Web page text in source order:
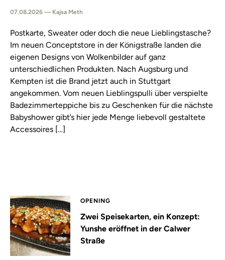
07.08.2026 — Kajsa Meth
Postkarte, Sweater oder doch die neue Lieblingstasche?
Im neuen Conceptstore in der Königstraße landen die
eigenen Designs von Wolkenbilder auf ganz
unterschiedlichen Produkten. Nach Augsburg und
Kempten ist die Brand jetzt auch in Stuttgart
angekommen. Vom neuen Lieblingspulli über verspielte
Badezimmerteppiche bis zu Geschenken für die nächste
Babyshower gibt’s hier jede Menge liebevoll gestaltete
Accessoires […]
OPENING
Zwei Speisekarten, ein Konzept:
Yunshe eröffnet in der Calwer
Straße